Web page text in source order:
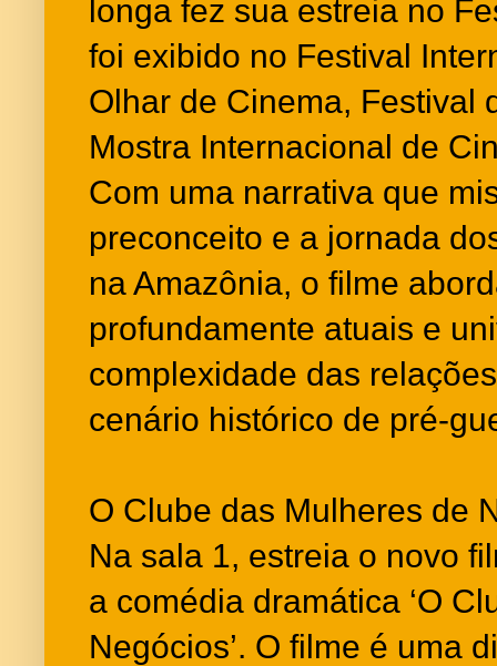
longa fez sua estreia no
foi exibido no Festival
Olhar de Cinema, Festival
Mostra Internacional de
Com uma narrativa que
preconceito e a jornada
na Amazônia, o filme
profundamente atuais e
complexidade das
cenário histórico de pré-
O Clube das Mulheres de
Na sala 1, estreia o novo
a comédia dramática ‘O
Negócios’. O filme é uma